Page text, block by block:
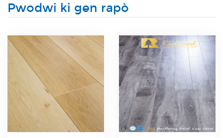
Pwodwi ki gen rapò